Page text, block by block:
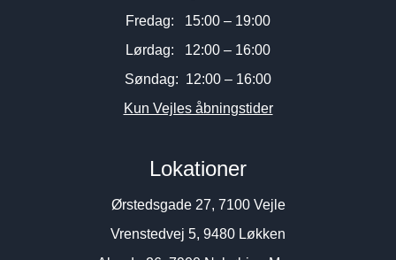
Fredag: 15:00 – 19:00
Lørdag: 12:00 – 16:00
Søndag: 12:00 – 16:00
Kun Vejles åbningstider
Lokationer
Ørstedsgade 27, 7100 Vejle
Vrenstedvej 5, 9480 Løkken